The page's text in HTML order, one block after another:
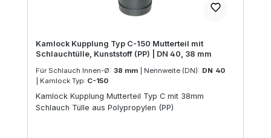
Kamlock Kupplung Typ C-150 Mutterteil mit
Schlauchtülle, Kunststoff (PP) | DN 40, 38 mm
Für Schlauch Innen-Ø: 38 mm Nennweite (DN): DN 40
Kamlock Typ: C-150
Kamlock Kupplung Mutterteil Typ C mit 38mm
Schlauch Tülle aus Polypropylen (PP)